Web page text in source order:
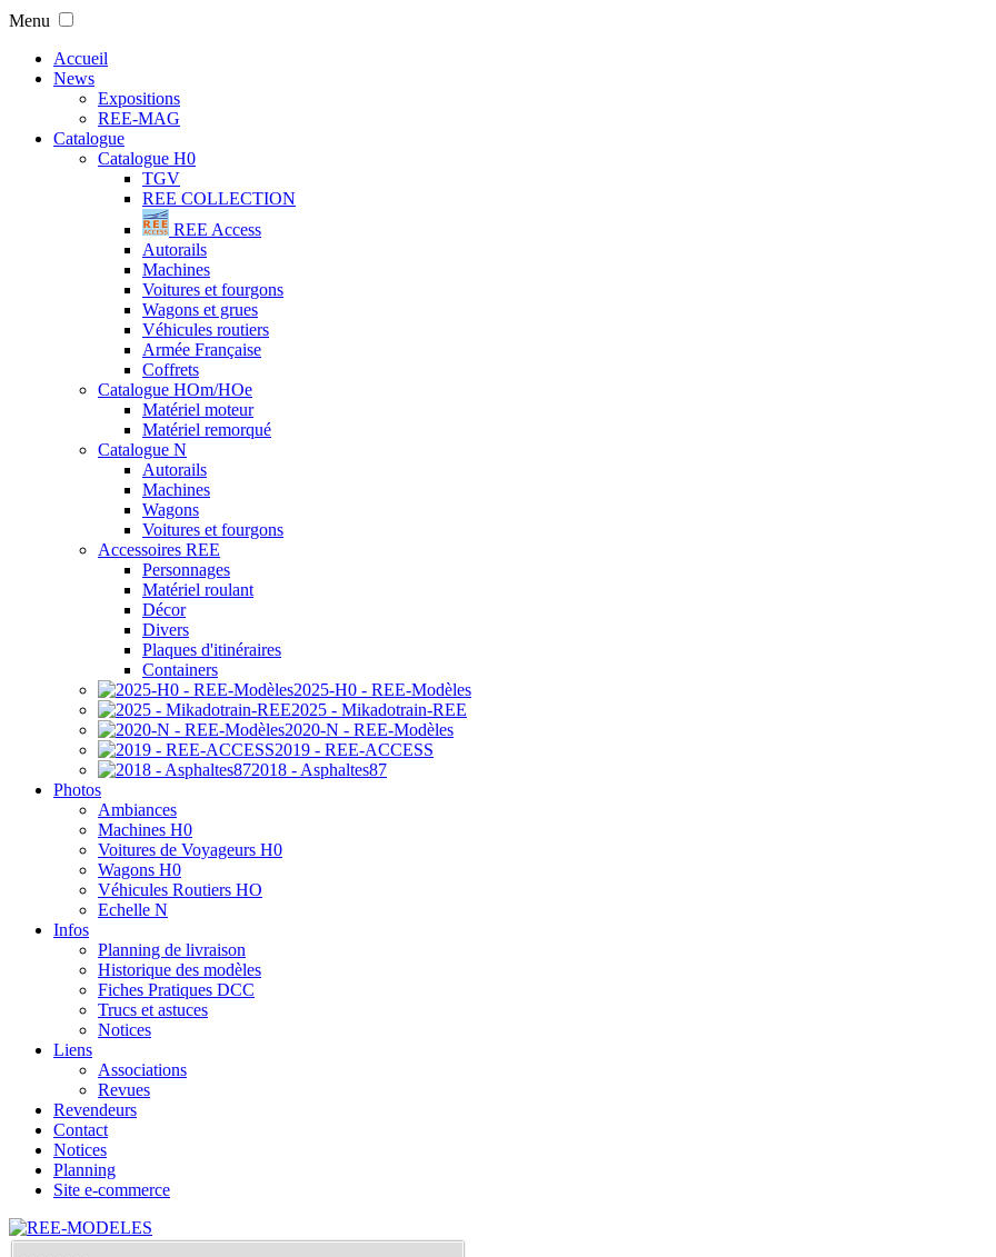
Menu
Accueil
News
Expositions
REE-MAG
Catalogue
Catalogue H0
TGV
REE COLLECTION
REE Access
Autorails
Machines
Voitures et fourgons
Wagons et grues
Véhicules routiers
Armée Française
Coffrets
Catalogue HOm/HOe
Matériel moteur
Matériel remorqué
Catalogue N
Autorails
Machines
Wagons
Voitures et fourgons
Accessoires REE
Personnages
Matériel roulant
Décor
Divers
Plaques d'itinéraires
Containers
2025-H0 - REE-Modèles
2025 - Mikadotrain-REE
2020-N - REE-Modèles
2019 - REE-ACCESS
2018 - Asphaltes87
Photos
Ambiances
Machines H0
Voitures de Voyageurs H0
Wagons H0
Véhicules Routiers HO
Echelle N
Infos
Planning de livraison
Historique des modèles
Fiches Pratiques DCC
Trucs et astuces
Notices
Liens
Associations
Revues
Revendeurs
Contact
Notices
Planning
Site e-commerce